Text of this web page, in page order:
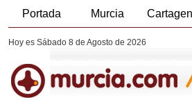
Portada Murcia
Hoy es Sábado 8 de Agosto de 2026